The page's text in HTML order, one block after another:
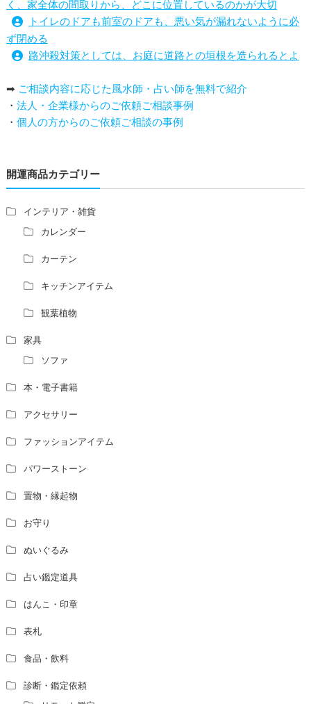
く、家全体の間取りから、どこに位置しているのかが大切
トイレのドアも前室のドアも、悪い気が漏れないように必
ず閉める
路沖殺対策としては、お庭に道路との垣根を造られるとよ
庭を広げると路沖殺（ろちゅうさつ）は防げますか？
トイレ前室のドアの開け閉めについて
増築して家相の中心軸が変わると、鬼門の方角にあるトイ
占い師さんは、幽霊を見たことがありますか？
家相風水の診断・鑑定料金や相場について
家相・風水の鑑定料金の相場が知りたい。
風水の流派について教えてください。
風水師になるには、どんな勉強をすればいいですか？
➡ ご相談内容に応じた風水師・占い師を無料で紹介
・ 法人・企業様からのご依頼ご相談事例
・ 個人の方からのご依頼ご相談の事例
開運商品カテゴリー
インテリア・雑貨
カレンダー
カーテン
キッチンアイテム
観葉植物
家具
ソファ
本・電子書籍
アクセサリー
ファッションアイテム
パワーストーン
置物・縁起物
お守り
ぬいぐるみ
占い鑑定道具
はんこ・印章
表札
食品・飲料
診断・鑑定依頼